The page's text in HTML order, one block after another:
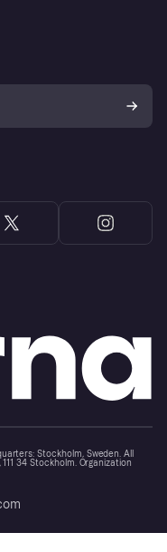
Stockholm, Sweden. All
34 Stockholm. Organization